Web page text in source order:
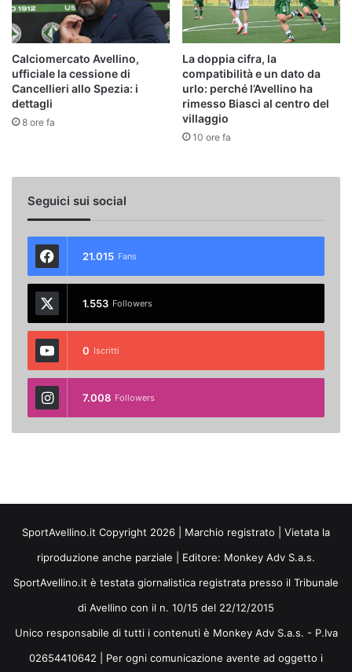
Calciomercato Avellino,
ufficiale la cessione di
Cancellieri allo Spezia: i
dettagli
8 ore fa
La doppia cifra, la
compatibilità e un dato da
urlo: perché l’Avellino ha
rimesso Biasci al centro del
villaggio
10 ore fa
Seguici sui social
21.015 Fans
1.553 Followers
0 Iscritti
7.008 Followers
SportAvellino.it Copyright 2026 | Marchio registrato | Vietata la
riproduzione anche parziale | Editore: Monkey Adv S.a.s.
SportAvellino.it è testata giornalistica registrata presso il Tribunale
di Avellino con il n. 10/15 del 22/12/2015
Unico responsabile di tutti i contenuti è Monkey Adv S.a.s. - P.Iva
02654410642 | Per ogni comunicazione avente ad oggetto i